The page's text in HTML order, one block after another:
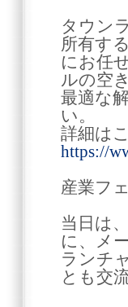
タウン
所有す
にお任
ルの空
最適な
い。
詳細は
https://
産業フ
当日は
に、メ
ランチ
とも交